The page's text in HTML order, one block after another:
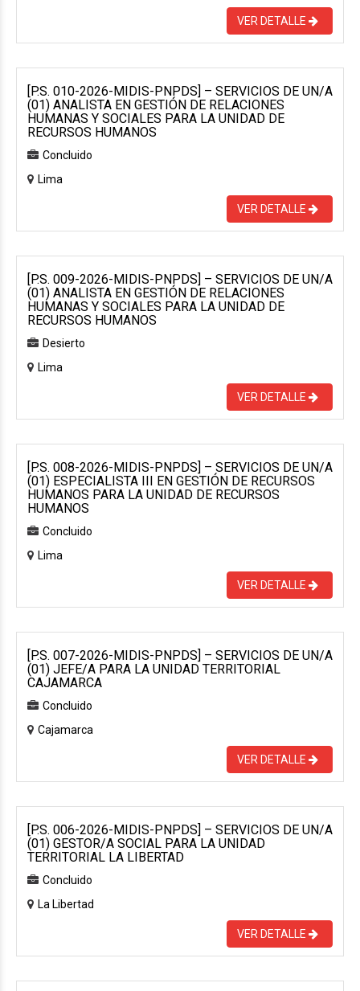
VER DETALLE
[P.S. 010-2026-MIDIS-PNPDS] – SERVICIOS DE UN/A
(01) ANALISTA EN GESTIÓN DE RELACIONES
HUMANAS Y SOCIALES PARA LA UNIDAD DE
RECURSOS HUMANOS
Concluido
Lima
VER DETALLE
[P.S. 009-2026-MIDIS-PNPDS] – SERVICIOS DE UN/A
(01) ANALISTA EN GESTIÓN DE RELACIONES
HUMANAS Y SOCIALES PARA LA UNIDAD DE
RECURSOS HUMANOS
Desierto
Lima
VER DETALLE
[P.S. 008-2026-MIDIS-PNPDS] – SERVICIOS DE UN/A
(01) ESPECIALISTA III EN GESTIÓN DE RECURSOS
HUMANOS PARA LA UNIDAD DE RECURSOS
HUMANOS
Concluido
Lima
VER DETALLE
[P.S. 007-2026-MIDIS-PNPDS] – SERVICIOS DE UN/A
(01) JEFE/A PARA LA UNIDAD TERRITORIAL
CAJAMARCA
Concluido
Cajamarca
VER DETALLE
[P.S. 006-2026-MIDIS-PNPDS] – SERVICIOS DE UN/A
(01) GESTOR/A SOCIAL PARA LA UNIDAD
TERRITORIAL LA LIBERTAD
Concluido
La Libertad
VER DETALLE